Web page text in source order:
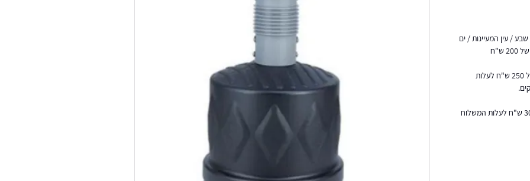
/ עין המעיינות / ים
הובלות והרכבה מעבר לקו הירוק בתוספת של 250 ש"ח לעלות
הובלה ליישובי הערבה ואילת בתוספת של 300 ש"ח לעלות המשלוח